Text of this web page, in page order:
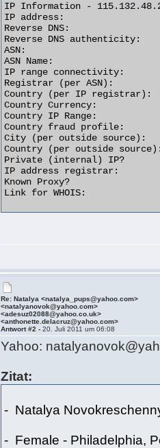
IP Information -
IP address:
Reverse DNS:
Reverse DNS authenticity:
ASN:
ASN Name:
IP range connectivity:
Registrar (per ASN):
Country (per IP registrar):
Country Currency:
Country IP Range:
Country fraud profile:
City (per outside source):
Country (per outside
Private (internal) IP?
IP address registrar:
Known Proxy?
Link for WHOIS:
Re: Natalya <natalya_pups@yahoo.com>
<natalyanovok@yahoo.com>
<adesuz02088@yahoo.co.uk>
<anthonette.delacruz@yahoo.com>
Antwort #2 -20. Juli 2011 um 06:08
Yahoo:
Zitat:
- Natalya
- Female - Philadelphia,